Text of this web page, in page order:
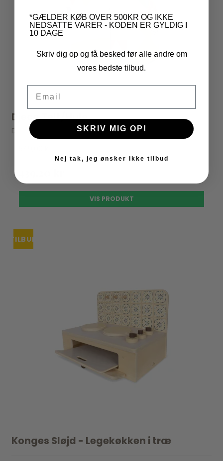
Djeco Telt/Hule
Djeco
VIS PRODUKT
TILBUD
Konges Sløjd - Legekøkken i træ
*GÆLDER KØB OVER 500KR OG IKKE
NEDSATTE VARER - KODEN ER GYLDIG I
10 DAGE
Skriv dig op og få besked før alle andre om
vores bedste tilbud.
SKRIV MIG OP!
Nej tak, jeg ønsker ikke tilbud